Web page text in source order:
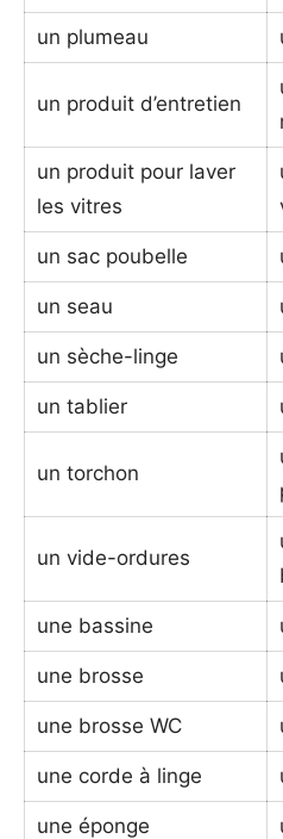
un plumeau
un produit d’entretien
un produit pour laver
les vitres
un sac poubelle
un seau
un sèche-linge
un tablier
un torchon
un vide-ordures
une bassine
une brosse
une brosse WC
une corde à linge
une éponge